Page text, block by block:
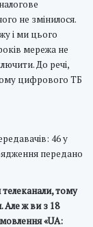
не змінилося.
і ми цього
мережа не
До речі,
цифрового ТБ
46 у
передано
тому
Але ж ви з 18
«UA: